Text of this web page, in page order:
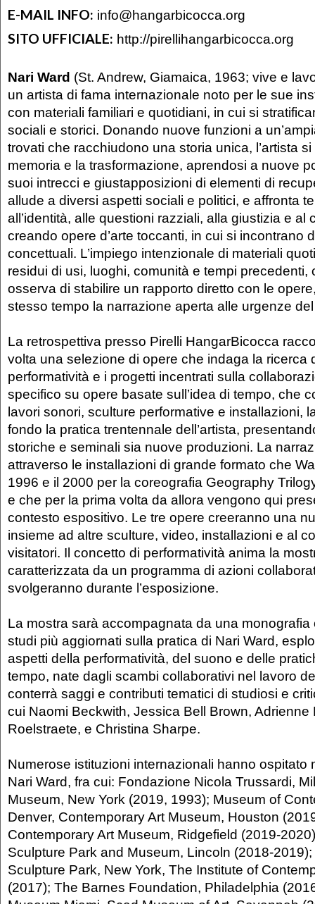
E-MAIL INFO: info@hangarbicocca.org
SITO UFFICIALE: http://pirellihangarbicocca.org
Nari Ward (St. Andrew, Giamaica, 1963; vive e
un artista di fama internazionale noto per le sue
con materiali familiari e quotidiani, in cui si
sociali e storici. Donan­do nuove funzioni a
trovati che racchiudono una storia unica, l’arti­sta
memoria e la trasforma­zione, aprendosi a nuove
suoi intrecci e giustapposizioni di elementi di
allude a diversi aspetti socia­li e politici, e affronta
all’identità, alle questioni razziali, alla giustizia e al
creando opere d’arte toccanti, in cui si incontrano
concettuali. L’impiego intenzionale di materiali
residui di usi, luoghi, comunità e tem­pi precedenti,
osserva di stabili­re un rapporto diretto con le
stesso tempo la narrazione aperta alle urgenze
La retrospettiva presso Pirelli HangarBicocca
volta una selezione di opere che indaga la ricerca
performatività e i progetti incentrati sulla
specifico su opere basate sull’idea di tempo, che
lavori sonori, sculture performati­ve e installazioni,
fondo la pratica trentennale dell’artista,
storiche e seminali sia nuove produzioni. La
attraverso le installazioni di grande formato che
1996 e il 2000 per la coreografia Geography
e che per la prima volta da allora vengono qui
contesto espositivo. Le tre opere creeranno una
insieme ad altre sculture, video, in­stallazioni e al
visitatori. Il concetto di performatività anima la
caratterizzata da un programma di azioni
svolgeranno durante l’esposizione.
La mostra sarà accompagnata da una
studi più aggiornati sulla pratica di Nari Ward,
aspetti della performatività, del suono e delle
tempo, nate dagli scambi collaborativi nel lavoro
conterrà saggi e contributi tematici di studiosi e
cui Naomi Beckwith, Jessica Bell Brown, Adrienne
Roelstraete, e Christina Sharpe.
Numerose istituzioni internazionali hanno ospitato
Nari Ward, fra cui: Fondazione Nicola Trussardi,
Museum, New York (2019, 1993); Museum of
Denver, Contemporary Art Museum, Houston
Contemporary Art Museum, Ridgefield (2019-
Sculpture Park and Museum, Lincoln (2018-
Sculpture Park, New York, The Institute of
(2017); The Barnes Foundation, Philadelphia